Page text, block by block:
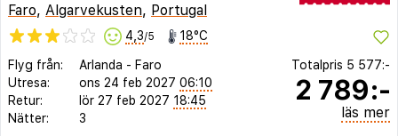
Faro, Algarvekusten, Portugal
4,3/5 18°C
Flyg från: Arlanda - Faro
Utresa:
ons 24 feb 2027 06:10
Retur:
lör 27 feb 2027 18:45
Nätter:
3
Totalpris 5 577:-
2 789:-
läs mer